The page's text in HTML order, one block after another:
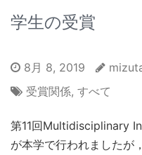
学生の受賞
8月 8, 2019
受賞関係, すべて
第11回Multidisciplinary
が本学で行われましたが